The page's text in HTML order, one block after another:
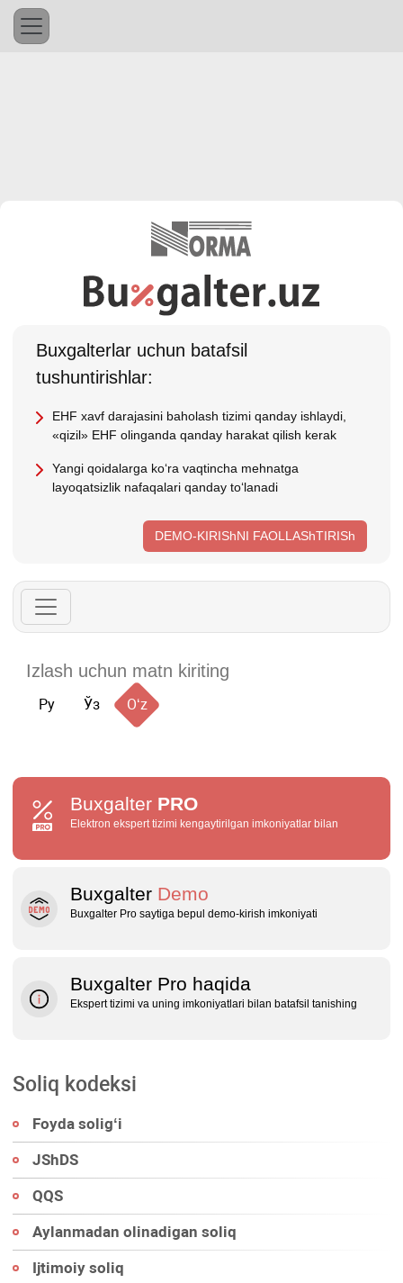
Buхgalterlar uchun batafsil
tushuntirishlar:
EHF хavf darajasini baholash tizimi qanday ishlaydi,
«qizil» EHF olinganda qanday harakat qilish kerak
Yangi qoidalarga koʻra vaqtincha mehnatga
layoqatsizlik nafaqalari qanday toʻlanadi
DEMO-KIRIShNI FAOLLAShTIRISh
Ру Ўз Oʻz
Buxgalter PRO
Elektron ekspert tizimi kengaytirilgan imkoniyatlar bilan
Buxgalter Demo
Buxgalter Pro saytiga bepul demo‑kirish imkoniyati
Buxgalter Pro haqida
Ekspert tizimi va uning imkoniyatlari bilan batafsil tanishing
Soliq kodeksi
Foyda soligʻi
JShDS
QQS
Aylanmadan olinadigan soliq
Ijtimoiy soliq